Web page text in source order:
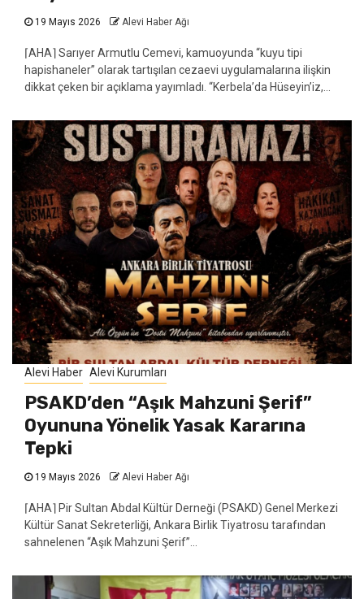
19 Mayıs 2026 Alevi Haber Ağı
⌈AHA⌉ Sarıyer Armutlu Cemevi, kamuoyunda “kuyu tipi
hapishaneler” olarak tartışılan cezaevi uygulamalarına ilişkin
dikkat çeken bir açıklama yayımladı. “Kerbela’da Hüseyin’iz,...
Alevi Haber Alevi Kurumları
PSAKD’den “Aşık Mahzuni Şerif”
Oyununa Yönelik Yasak Kararına
Tepki
19 Mayıs 2026 Alevi Haber Ağı
⌈AHA⌉ Pir Sultan Abdal Kültür Derneği (PSAKD) Genel Merkezi
Kültür Sanat Sekreterliği, Ankara Birlik Tiyatrosu tarafından
sahnelenen “Aşık Mahzuni Şerif”...